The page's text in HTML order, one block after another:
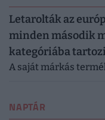
Letarolták az
minden második
kategóriába
A saját márkás
NAPTÁR